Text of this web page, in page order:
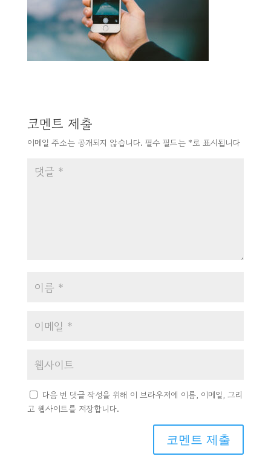
코멘트 제출
이메일 주소는 공개되지 않습니다. 필수 필드는 *로 표시됩니다
다음 번 댓글 작성을 위해 이 브라우저에 이름, 이메일, 그리
고 웹사이트를 저장합니다.